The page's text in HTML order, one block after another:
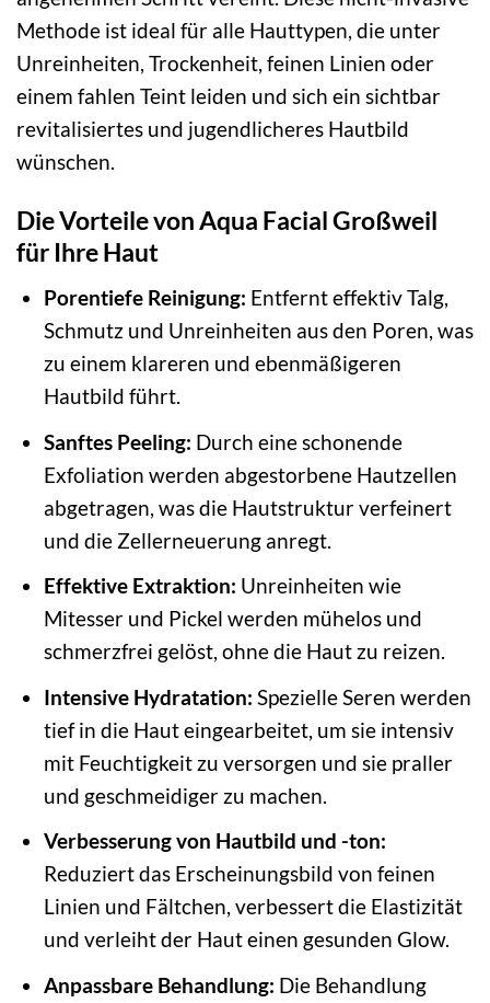
Methode ist ideal für alle Hauttypen, die unter
Unreinheiten, Trockenheit, feinen Linien oder
einem fahlen Teint leiden und sich ein sichtbar
revitalisiertes und jugendlicheres Hautbild
wünschen.
Die Vorteile von Aqua Facial Großweil
für Ihre Haut
Porentiefe Reinigung: Entfernt effektiv Talg,
Schmutz und Unreinheiten aus den Poren, was
zu einem klareren und ebenmäßigeren
Hautbild führt.
Sanftes Peeling: Durch eine schonende
Exfoliation werden abgestorbene Hautzellen
abgetragen, was die Hautstruktur verfeinert
und die Zellerneuerung anregt.
Effektive Extraktion: Unreinheiten wie
Mitesser und Pickel werden mühelos und
schmerzfrei gelöst, ohne die Haut zu reizen.
Intensive Hydratation: Spezielle Seren werden
tief in die Haut eingearbeitet, um sie intensiv
mit Feuchtigkeit zu versorgen und sie praller
und geschmeidiger zu machen.
Verbesserung von Hautbild und -ton:
Reduziert das Erscheinungsbild von feinen
Linien und Fältchen, verbessert die Elastizität
und verleiht der Haut einen gesunden Glow.
Anpassbare Behandlung: Die Behandlung